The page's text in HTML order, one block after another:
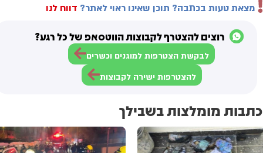
מצאת טעות בכתבה? תוכן שאינו ראוי לאתר? דווח לנו
רוצים להצטרף לקבוצות הווטסאפ של כל רגע?
לבקשת הצטרפות למוגנים וכשרים
להצטרפות ישירה לקבוצות
כתבות מומלצות בשבילך